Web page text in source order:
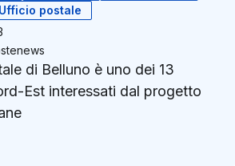
Ufficio postale
di Belluno è uno dei 13
Est interessati dal progetto
Facebook